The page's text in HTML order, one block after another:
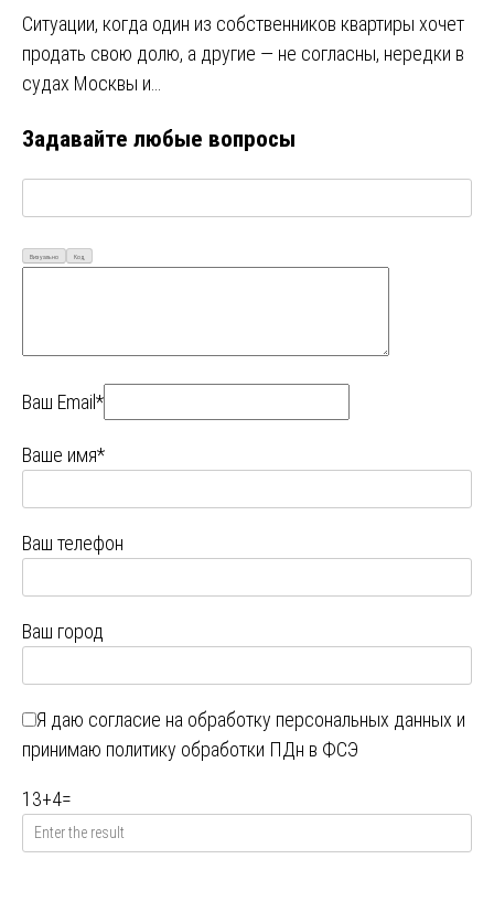
Ситуации, когда один из собственников квартиры хочет
продать свою долю, а другие — не согласны, нередки в
судах Москвы и…
Задавайте любые вопросы
Визуально Код
Ваш Email*
Ваше имя*
Ваш телефон
Ваш город
Я даю согласие на обработку персональных данных и
принимаю политику обработки ПДн в ФСЭ
13+4=